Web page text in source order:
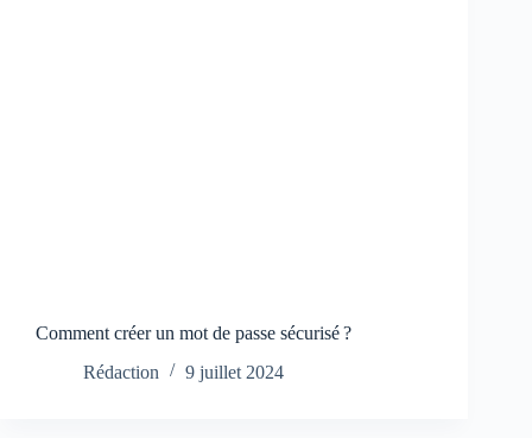
Comment créer un mot de passe sécurisé ?
Rédaction
9 juillet 2024